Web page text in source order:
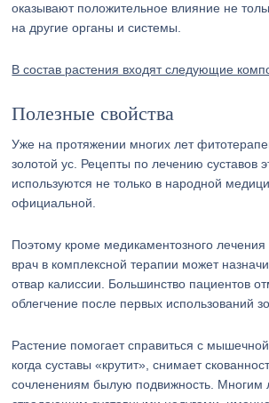
оказывают положительное влияние не
на другие органы и системы.
В состав растения входят следующие
Полезные свойства
Уже на протяжении многих лет
золотой ус. Рецепты по лечению суставов
используются не только в народной
официальной.
Поэтому кроме медикаментозного
врач в комплексной терапии может
отвар калиссии. Большинство пациентов
облегчение после первых использований
Растение помогает справиться с
когда суставы «крутит», снимает
сочленениям былую подвижность. Многим